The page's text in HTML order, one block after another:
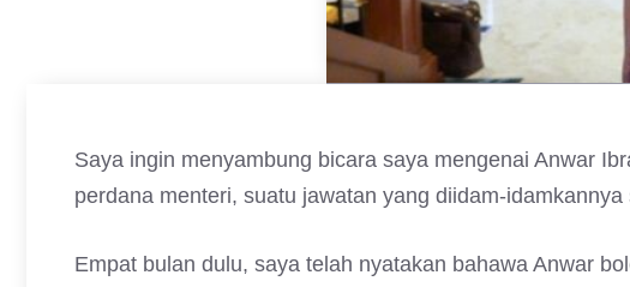
Saya ingin menyambung bicara saya mengenai Anwar
perdana menteri, suatu jawatan yang diidam-
Empat bulan dulu, saya telah nyatakan bahawa Anwar